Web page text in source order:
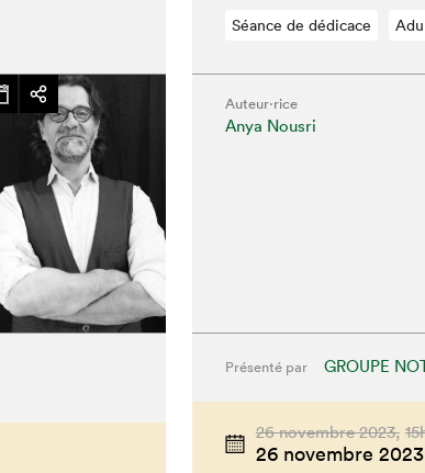
Séance de dédicace
Auteur·rice
Anya Nousri
Présenté par GROUPE
26 novembre 2023,
26 novembre